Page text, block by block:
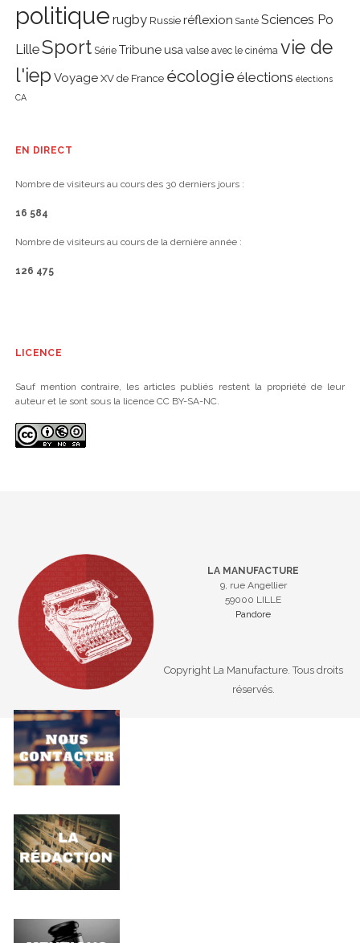
politique rugby Russie réflexion Santé Sciences Po
LilleSport Série Tribune usa valse avec le cinéma vie de
l'iep Voyage XV de France écologie élections élections
CA
EN DIRECT
Nombre de visiteurs au cours des 30 derniers jours :
16 584
Nombre de visiteurs au cours de la dernière année :
126 475
LICENCE
Sauf mention contraire, les articles publiés restent la propriété de leur
auteur et le sont sous la licence CC BY-SA-NC.
LA MANUFACTURE
9, rue Angellier
59000 LILLE
Pandore
Copyright La Manufacture. Tous droits
réservés.